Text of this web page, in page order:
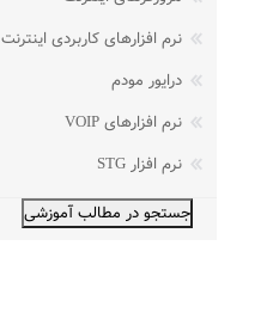
نرم افزارهای کاربردی اینترنت
درایور مودم
نرم افزارهای VOIP
نرم افزار STG